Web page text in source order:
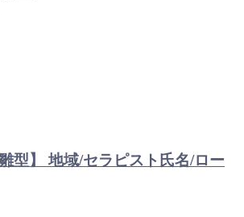
型】 地域/セラピスト氏名/ロー